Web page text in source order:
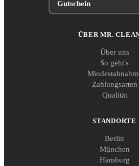
Gutschein
ÜBER MR.
Über uns
So geht's
Zahlungsarten
Qualität
STANDORTE
Berlin
München
Hamburg